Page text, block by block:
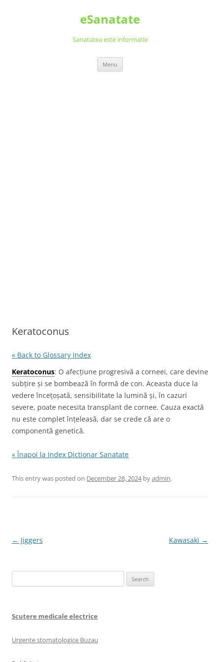
eSanatate
Sanatatea este informatie
Menu
Keratoconus
« Back to Glossary Index
Keratoconus: O afecțiune progresivă a corneei, care devine
subțire și se bombează în formă de con. Aceasta duce la
vedere încețoșată, sensibilitate la lumină și, în cazuri
severe, poate necesita transplant de cornee. Cauza exactă
nu este complet înțeleasă, dar se crede că are o
componentă genetică.
« Înapoi la Index Dictionar Sanatate
This entry was posted on December 28, 2024byadmin.
Post
← Jiggers Kawasaki →
for:
Scutere medicale electrice
Urgente stomatologice Buzau